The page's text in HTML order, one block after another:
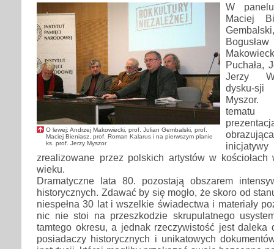
O lewej: Andrzej Makowiecki, prof. Julian Gembalski, prof.
Maciej Bieniasz, prof. Roman Kalarus i na pierwszym planie
ks. prof. Jerzy Myszor
W
Maciej
Puchała,
Jerzy
dysku-
Myszor.
tematu
zrealizowane przez polskich artystów w
wieku.
Dramatyczne lata 80. pozostają obszarem
historycznych. Zdawać by się mogło, że skoro od
niespełna 30 lat i wszelkie świadectwa i materiały
nic nie stoi na przeszkodzie skrupulatnego
tamtego okresu, a jednak rzeczywistość jest daleka
posiadaczy historycznych i unikatowych